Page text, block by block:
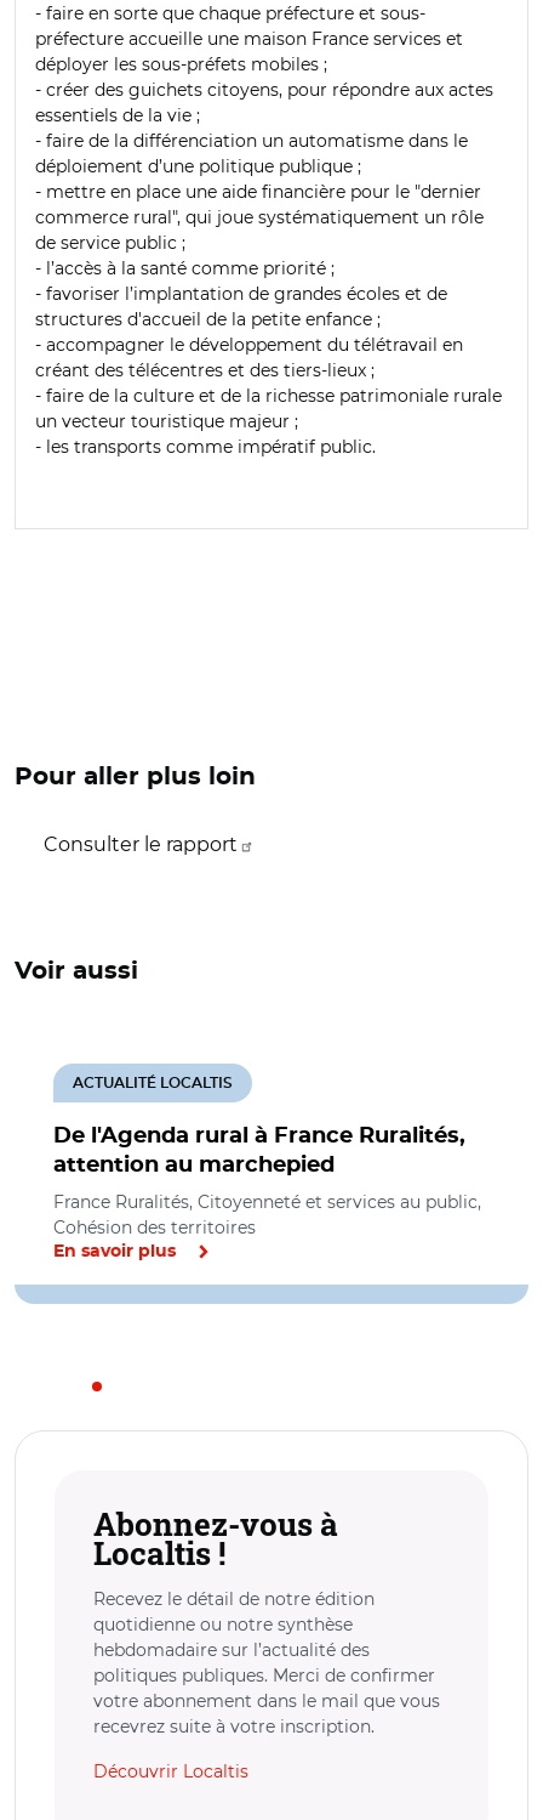
- faire en sorte que chaque préfecture et sous-
préfecture accueille une maison France services et
déployer les sous-préfets mobiles ;
- créer des guichets citoyens, pour répondre aux actes
essentiels de la vie ;
- faire de la différenciation un automatisme dans le
déploiement d’une politique publique ;
- mettre en place une aide financière pour le "dernier
commerce rural", qui joue systématiquement un rôle
de service public ;
- l’accès à la santé comme priorité ;
- favoriser l’implantation de grandes écoles et de
structures d'accueil de la petite enfance ;
- accompagner le développement du télétravail en
créant des télécentres et des tiers-lieux ;
- faire de la culture et de la richesse patrimoniale rurale
un vecteur touristique majeur ;
- les transports comme impératif public.
Pour aller plus loin
Consulter le rapport
Voir aussi
De l'Agenda rural à France Ruralités,
attention au marchepied
ACTUALITÉ LOCALTIS
France Ruralités, Citoyenneté et services au public,
Cohésion des territoires
En savoir plus
Abonnez-vous à
Localtis !
Recevez le détail de notre édition
quotidienne ou notre synthèse
hebdomadaire sur l’actualité des
politiques publiques. Merci de confirmer
votre abonnement dans le mail que vous
recevrez suite à votre inscription.
Découvrir Localtis